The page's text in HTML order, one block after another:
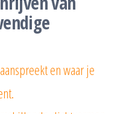
en waar je